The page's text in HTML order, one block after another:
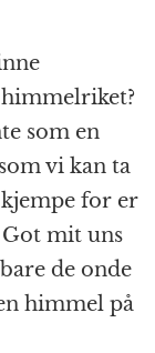
som en
vi kan ta
for er
mit uns
de onde
himmel på